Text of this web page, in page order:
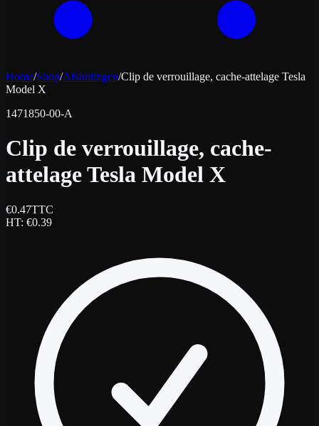
Home/Shop/Afsluitingen/Clip de verrouillage, cache-attelage Tesla
Model X
1471850-00-A
Clip de verrouillage, cache-
attelage Tesla Model X
€0.47TTC
HT: €0.39